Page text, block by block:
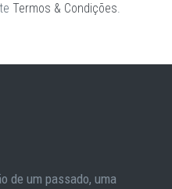
Termos & Condições.
de um passado, uma